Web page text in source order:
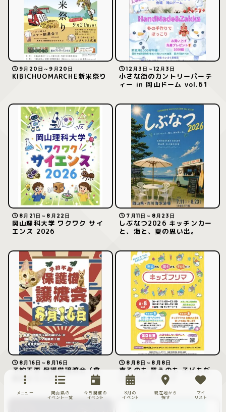
9月20日～9月20日
KIBICHUOMARCHE新米祭り
12月3日～12月3日
小さな街のカントリーパーテ
ィー in 岡山ドーム vol.61
8月21日～8月22日
岡山理科大学 ワクワク サイ
エンス 2026
7月11日～8月23日
しぶなつ2026 キッチンカー
と、海と、夏の思い出。
8月16日～8月16日
予約不要 保護猫譲渡会（倉
敷猫まもりの会）
8月8日～8月8日
売るのも 買うのも 子どもだ
け キッズフリマ
メニュー
岡山県の
イベント一覧
今日開催の
イベント
8月の
イベント
現在地から
探す
マイ
リスト